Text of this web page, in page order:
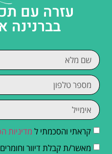
עזרה עם
קראתי והסכמתי ל מדיניות
מאשר/ת קבלת דיוור